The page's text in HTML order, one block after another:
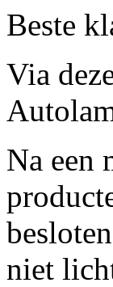
Beste
Via
Na een
niet